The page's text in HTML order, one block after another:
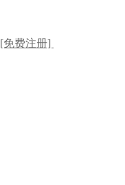
[免费注册]